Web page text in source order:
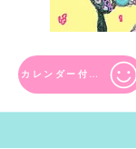
カレンダー付き